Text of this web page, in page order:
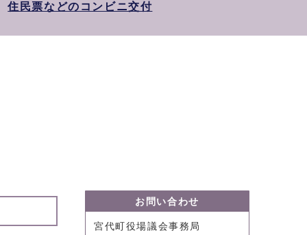
住民票などのコンビニ交付
お問い合わせ
宮代町役場議会事務局